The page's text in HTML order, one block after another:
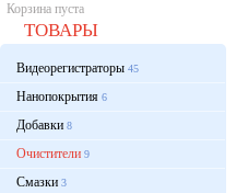
Корзина пуста
ТОВАРЫ
Видеорегистраторы 45
Нанопокрытия 6
Добавки 8
Очистители 9
Смазки 3